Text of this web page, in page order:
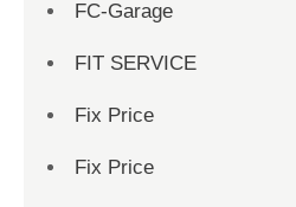
FC-Garage
FIT SERVICE
Fix Price
Fix Price